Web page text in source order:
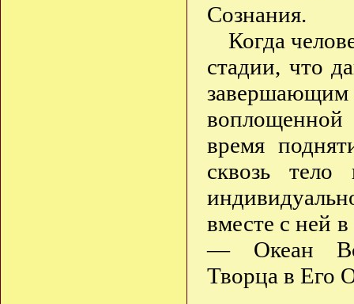
Сознания.
Когда
стадии, что
завершающим
время
сквозь
вместе с ней
— Океан
Творца в Его